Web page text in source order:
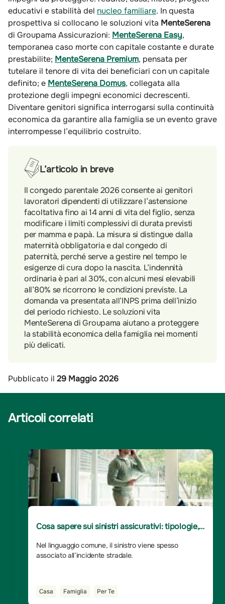
educativi e stabilità del nucleo familiare. In questa
prospettiva si collocano le soluzioni vita MenteSerena
di Groupama Assicurazioni: MenteSerena Easy,
temporanea caso morte con capitale costante e durate
prestabilite; MenteSerena Premium, pensata per
tutelare il tenore di vita dei beneficiari con un capitale
definito; e MenteSerena Domus, collegata alla
protezione degli impegni economici decrescenti.
Diventare genitori significa interrogarsi sulla continuità
economica da garantire alla famiglia se un evento grave
interrompesse l’equilibrio costruito.
L’articolo in breve
Il congedo parentale 2026 consente ai genitori
lavoratori dipendenti di utilizzare l’astensione
facoltativa fino ai 14 anni di vita del figlio, senza
modificare i limiti complessivi di durata previsti
per mamma e papà. La misura si distingue dalla
maternità obbligatoria e dal congedo di
paternità, perché serve a gestire nel tempo le
esigenze di cura dopo la nascita. L’indennità
ordinaria è pari al 30%, con alcuni mesi elevabili
all’80% se ricorrono le condizioni previste. La
domanda va presentata all’INPS prima dell’inizio
del periodo richiesto. Le soluzioni vita
MenteSerena di Groupama aiutano a proteggere
la stabilità economica della famiglia nei momenti
più delicati.
Pubblicato il 29 Maggio 2026
Articoli correlati
Cosa sapere sui sinistri assicurativi: tipologie,
Nel linguaggio comune, il sinistro viene spesso
associato all’incidente stradale.
Casa Famiglia Per Te